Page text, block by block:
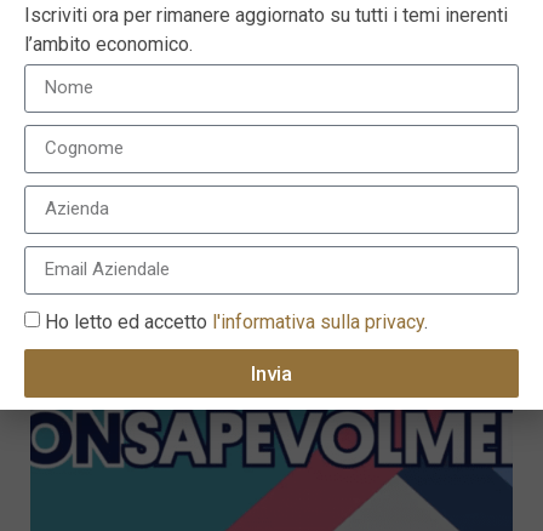
La Protezione entra in banca
12 Giugno 2019
Iscriviti ora per rimanere aggiornato su tutti i temi inerenti
l’ambito economico.
Ho letto ed accetto l'informativa sulla privacy.
Invia